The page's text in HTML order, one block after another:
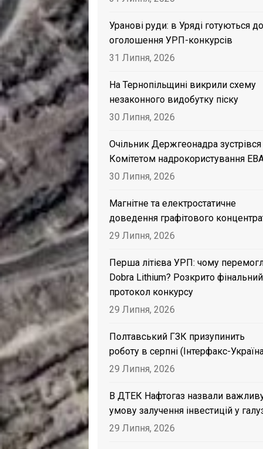
Уранові руди: в Уряді готуються до
оголошення УРП-конкурсів
31 Липня, 2026
На Тернопільщині викрили схему
незаконного видобутку піску
30 Липня, 2026
Очільник Держгеонадра зустрівся
Комітетом надрокористування
30 Липня, 2026
Магнітне та електростатичне
доведення графітового
29 Липня, 2026
Перша літієва УРП: чому
Dobra Lithium? Розкрито фінальний
протокол конкурсу
29 Липня, 2026
Полтавський ГЗК призупинить
роботу в серпні (Інтерфакс-
29 Липня, 2026
В ДТЕК Нафтогаз назвали
умову залучення інвестицій у
29 Липня, 2026